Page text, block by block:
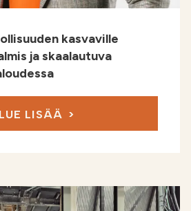
kasvaville
ja skaalautuva
LUE LISÄÄ